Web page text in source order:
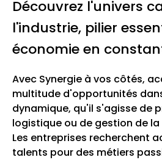
Découvrez l'univers
l'industrie, pilier
économie en
Avec Synergie à vos côtés,
multitude d'opportunités
dynamique, qu'il s'agisse de
logistique ou de gestion de
Les entreprises recherchent
talents pour des métiers